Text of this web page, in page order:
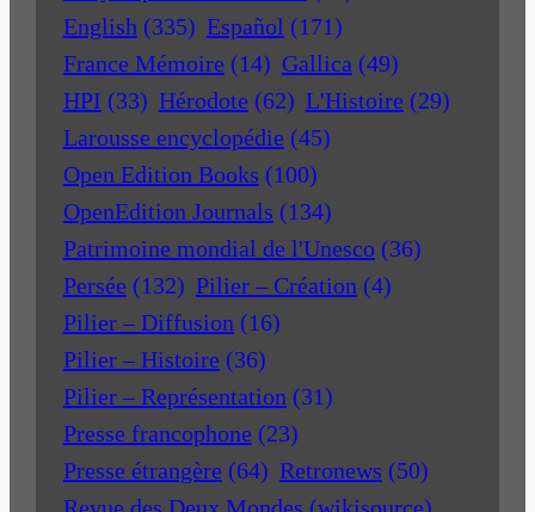
English (335) Español (171)
France Mémoire (14) Gallica (49)
HPI (33) Hérodote (62) L'Histoire (29)
Larousse encyclopédie (45)
Open Edition Books (100)
OpenEdition Journals (134)
Patrimoine mondial de l'Unesco (36)
Persée (132) Pilier – Création (4)
Pilier – Diffusion (16)
Pilier – Histoire (36)
Pilier – Représentation (31)
Presse francophone (23)
Presse étrangère (64) Retronews (50)